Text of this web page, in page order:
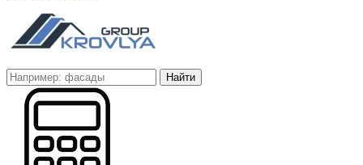
Найти